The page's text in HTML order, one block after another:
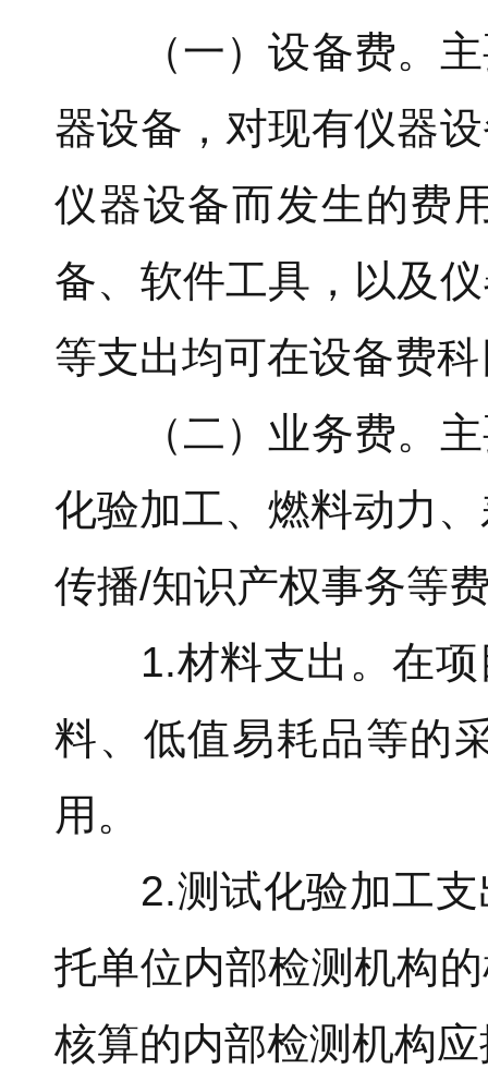
（一）设备费。主
器设备，对现有仪器
仪器设备而发生的费
备、软件工具，以及
等支出均可在设备费
（二）业务费。主
化验加工、燃料动力
传播/知识产权事务等
1.材料支出。在项
料、低值易耗品等的
用。
2.测试化验加工支
托单位内部检测机构
核算的内部检测机构